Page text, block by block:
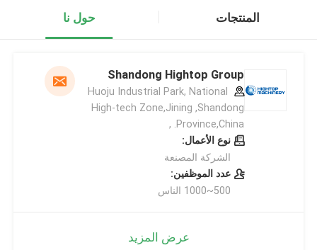
المنتجات حول نا
Shandong Hightop Group
Huoju Industrial Park, National
High-tech Zone,Jining ,Shandong
Province,China. ,
نوع الأعمال:
الشركة المصنعة
عدد الموظفين:
500~1000 الناس
عرض المزيد